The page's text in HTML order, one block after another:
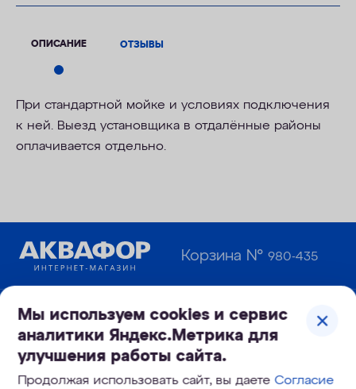
ОПИСАНИЕ ОТЗЫВЫ
При стандартной мойке и условиях подключения
к ней. Выезд установщика в отдалённые районы
оплачивается отдельно.
Мы используем cookies и сервис
аналитики Яндекс.Метрика для
улучшения работы сайта.
Продолжая использовать сайт, вы даетеСогласие
Корзина №980-435
Узнайте первым о новинках и новостях: